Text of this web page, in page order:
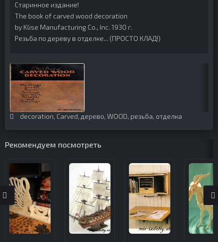
Старинное издание!
The book of carved wood decoration
by Klise Manufacturing Co., Inc. 1930 г.
Резьба по дереву в отделке... (ПРОСТО КЛАД!)
decoration, Carved, дерево, WOOD, резьба, отделка
Рекомендуем посмотреть